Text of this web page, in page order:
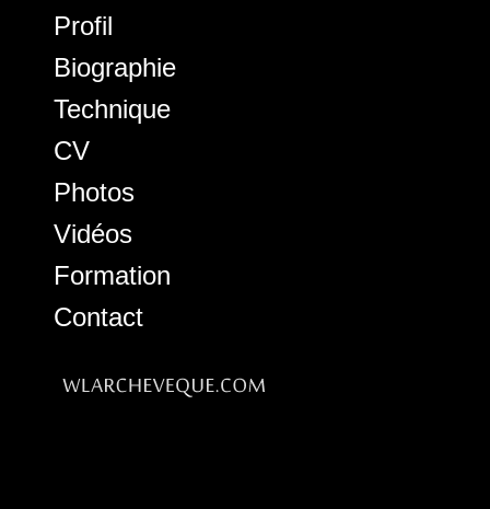
Profil
Biographie
Technique
CV
Photos
Vidéos
Formation
Contact